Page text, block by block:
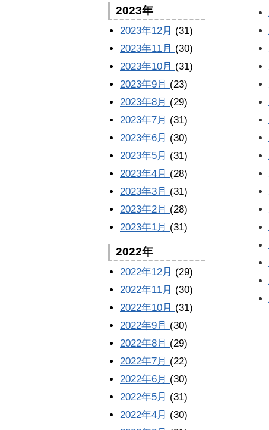
2023年
2023年12月 (31)
2023年11月 (30)
2023年10月 (31)
2023年9月 (23)
2023年8月 (29)
2023年7月 (31)
2023年6月 (30)
2023年5月 (31)
2023年4月 (28)
2023年3月 (31)
2023年2月 (28)
2023年1月 (31)
2022年
2022年12月 (29)
2022年11月 (30)
2022年10月 (31)
2022年9月 (30)
2022年8月 (29)
2022年7月 (22)
2022年6月 (30)
2022年5月 (31)
2022年4月 (30)